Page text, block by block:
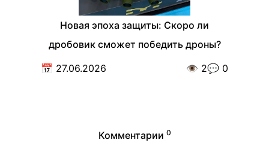
Новая эпоха защиты: Скоро ли
дробовик сможет победить дроны?
📅 27.06.2026 👁️ 2💬 0
Комментарии 0